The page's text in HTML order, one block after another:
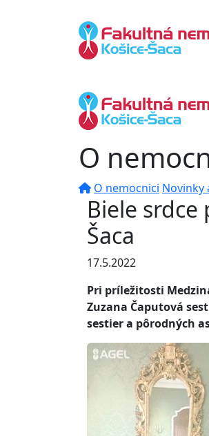
O
O nemocnici Novinky
Biele srdce
Šaca
17.5.2022
Pri príležitosti
Zuzana Čaputová
sestier a pôrodných